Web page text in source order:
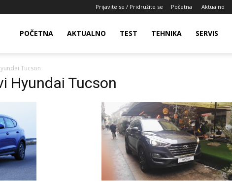
Prijavite se / Pridružite se Početna Aktualno
POČETNA AKTUALNO TEST TEHNIKA SERVIS
Tucson
Hyundai Tucson